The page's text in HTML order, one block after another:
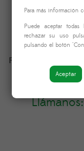
Floristas en León
nupciales y
Llámanos:
Para más información
Puede aceptar
rechazar su uso
pulsando el botón
Aceptar